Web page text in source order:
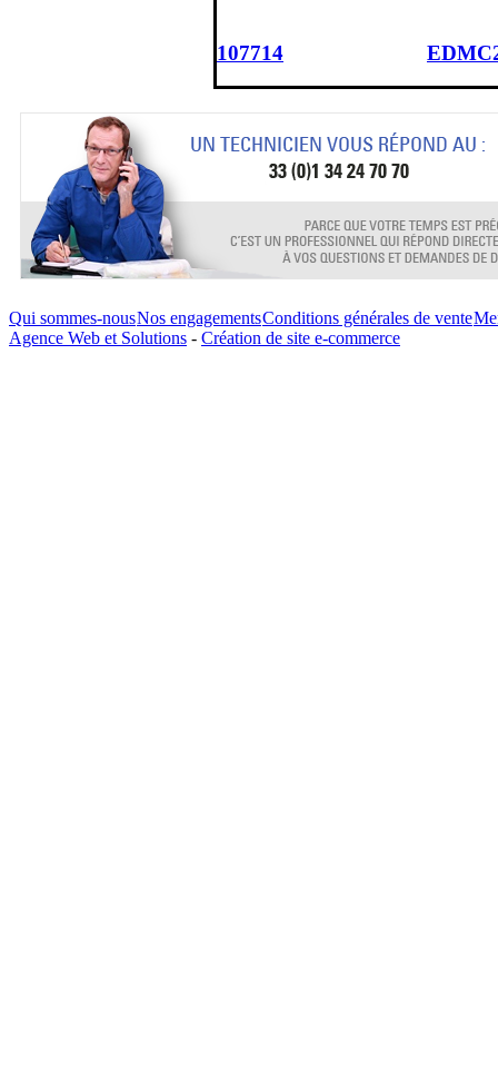
107714
Qui sommes-nousNos engagementsConditions générales de vente
Agence Web et Solutions - Création de site e-commerce